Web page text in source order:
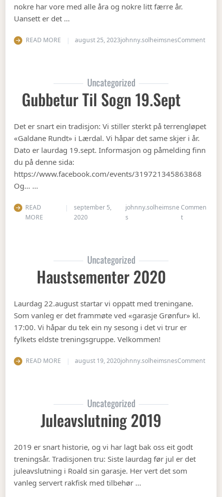
nokre har vore med alle åra og nokre litt færre år.
Uansett er det …
READ MORE august 25, 2023johnny.solheimsnesCommenton
Uncategorized
Gubbetur Til Sogn 19.sept
Det er snart ein tradisjon: Vi stiller sterkt på terrengløpet
«Galdane Rundt» i Lærdal. Vi håpar det same skjer i år.
Dato er laurdag 19.sept. Informasjon og påmelding finn
du på denne sida:
https://www.facebook.com/events/319721345863868
Og… …
READ
MORE
september 5,
2020
johnny.solheimsne
s
Commen
ton Gubbetur
Uncategorized
Haustsementer 2020
Laurdag 22.august startar vi oppatt med treningane.
Som vanleg er det frammøte ved «garasje Grønfur» kl.
17:00. Vi håpar du tek ein ny sesong i det vi trur er
fylkets eldste treningsgruppe. Velkommen!
READ MORE august 19, 2020johnny.solheimsnesCommenton
Uncategorized
Juleavslutning 2019
2019 er snart historie, og vi har lagt bak oss eit godt
treningsår. Tradisjonen tru: Siste laurdag før jul er det
juleavslutning i Roald sin garasje. Her vert det som
vanleg servert rakfisk med tilbehør …